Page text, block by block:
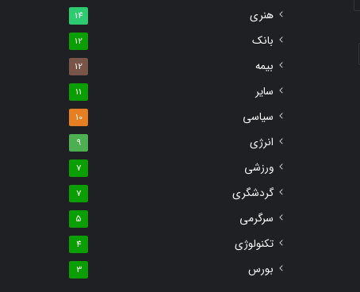
هنری 14
بانک 12
بیمه 12
سایر 11
سیاسی 10
انرژی 9
ورزشی 7
گردشگری 7
سرگرمی 5
تکنولوژی 4
بورس 3